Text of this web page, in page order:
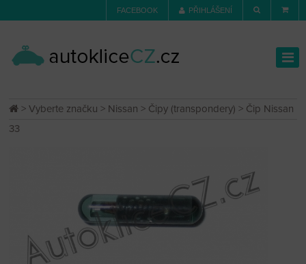
FACEBOOK PŘIHLÁŠENÍ
>Vyberte značku > Nissan > Čipy (transpondery) > Čip Nissan
33